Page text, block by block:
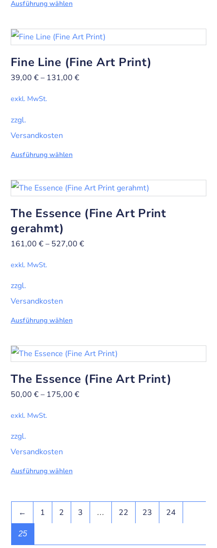
Ausführung wählen
Fine Line (Fine Art Print)
39,00€– 131,00€
exkl. MwSt.
zzgl.
Versandkosten
Ausführung wählen
The Essence (Fine Art Print
gerahmt)
161,00€– 527,00€
exkl. MwSt.
zzgl.
Versandkosten
Ausführung wählen
The Essence (Fine Art Print)
50,00€– 175,00€
exkl. MwSt.
zzgl.
Versandkosten
Ausführung wählen
← 1 2 3 … 22 23 24
25